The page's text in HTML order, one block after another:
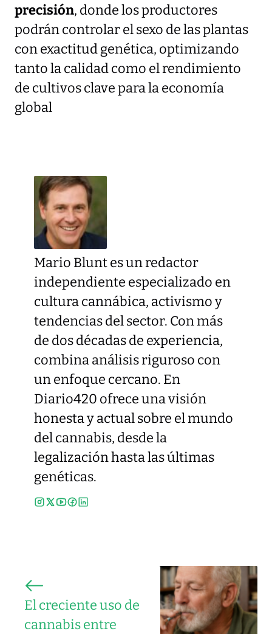
precisión, donde los productores
podrán controlar el sexo de las plantas
con exactitud genética, optimizando
tanto la calidad como el rendimiento
de cultivos clave para la economía
global
Mario Blunt es un redactor
independiente especializado en
cultura cannábica, activismo y
tendencias del sector. Con más
de dos décadas de experiencia,
combina análisis riguroso con
un enfoque cercano. En
Diario420 ofrece una visión
honesta y actual sobre el mundo
del cannabis, desde la
legalización hasta las últimas
genéticas.
El creciente uso de
cannabis entre